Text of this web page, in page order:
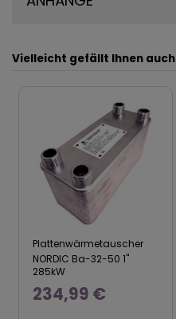
Vielleicht gefällt Ihnen auch
Plattenwärmetauscher
NORDIC Ba-32-50 1"
285kW
234,99 €